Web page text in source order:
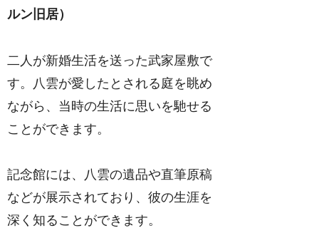
ルン旧居）
二人が新婚生活を送った武家屋敷で
す。八雲が愛したとされる庭を眺め
ながら、当時の生活に思いを馳せる
ことができます。
記念館には、八雲の遺品や直筆原稿
などが展示されており、彼の生涯を
深く知ることができます。